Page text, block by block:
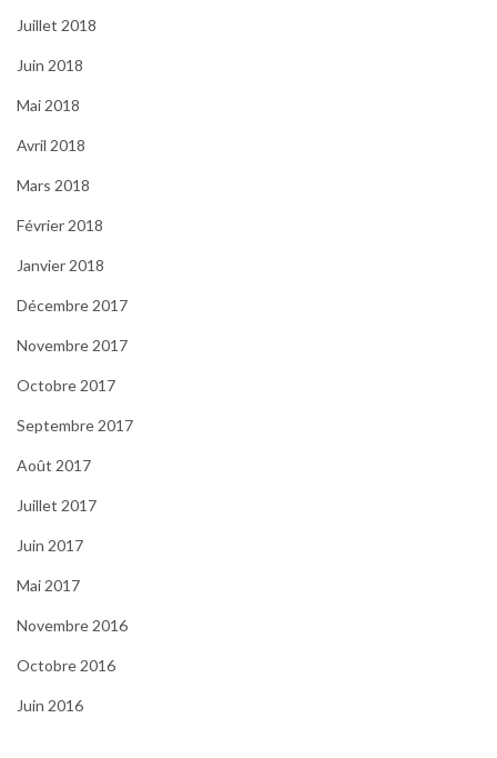
Juillet 2018
Juin 2018
Mai 2018
Avril 2018
Mars 2018
Février 2018
Janvier 2018
Décembre 2017
Novembre 2017
Octobre 2017
Septembre 2017
Août 2017
Juillet 2017
Juin 2017
Mai 2017
Novembre 2016
Octobre 2016
Juin 2016